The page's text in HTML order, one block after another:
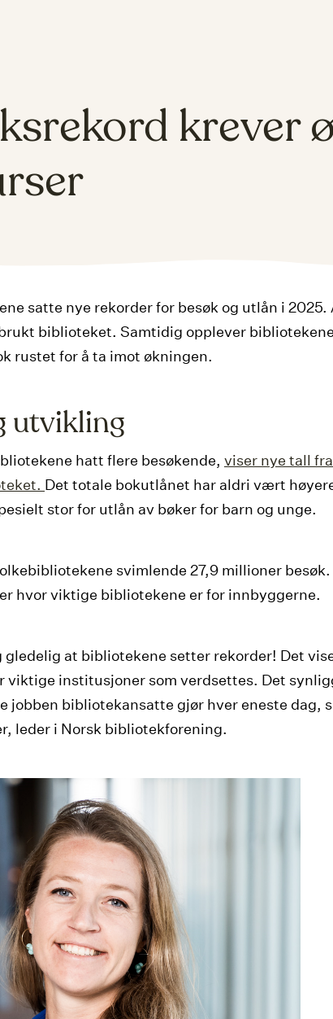
krever
satte nye rekorder for besøk og utlån i 2025.
biblioteket. Samtidig opplever
rustet for å ta imot økningen.
utvikling
hatt flere besøkende, viser nye tall fra
Det totale bokutlånet har aldri vært
stor for utlån av bøker for barn og unge.
svimlende 27,9 millioner besøk.
hvor viktige bibliotekene er for innbyggerne.
gledelig at bibliotekene setter rekorder! Det
viktige institusjoner som verdsettes. Det
jobben bibliotekansatte gjør hver eneste dag,
leder i Norsk bibliotekforening.